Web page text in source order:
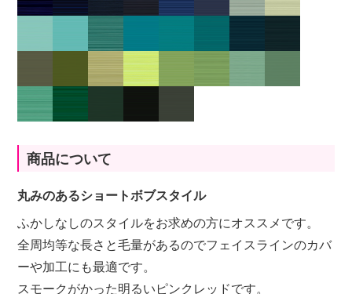
商品について
丸みのあるショートボブスタイル
ふかしなしのスタイルをお求めの方にオススメです。
全周均等な長さと毛量があるのでフェイスラインのカバ
ーや加工にも最適です。
スモークがかった明るいピンクレッドです。